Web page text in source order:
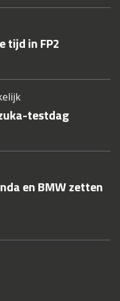
tijd in FP2
testdag
en BMW zetten